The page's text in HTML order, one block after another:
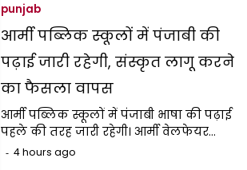
punjab
आर्मी पब्लिक स्कूलों में पंजाबी की
पढ़ाई जारी रहेगी, संस्कृत लागू करने
का फैसला वापस
आर्मी पब्लिक स्कूलों में पंजाबी भाषा की पढ़ाई
पहले की तरह जारी रहेगी। आर्मी वेलफेयर…
4 hours ago